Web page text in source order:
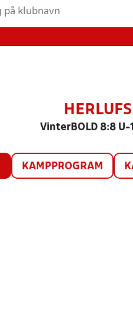
VinterBOLD 8:8 U-
KAMPPROGRAM